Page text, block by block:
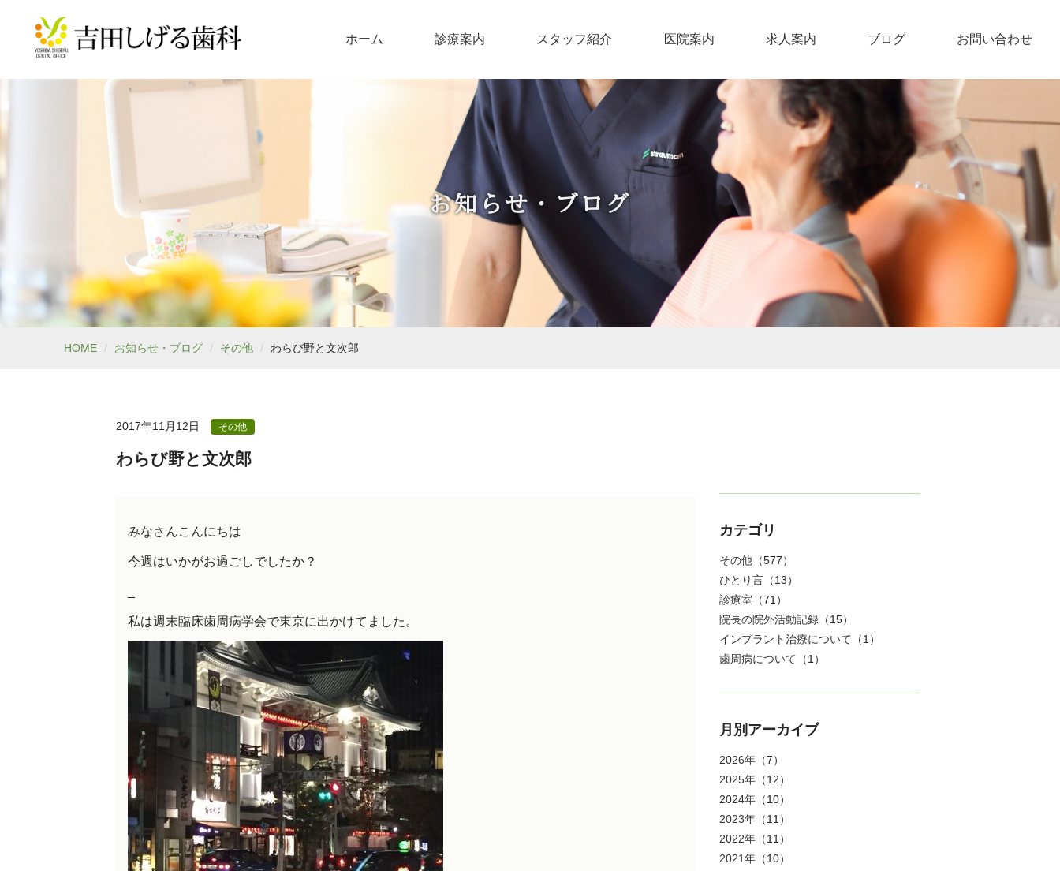
ホーム 診療案内 スタッフ紹介 医院案内 求人案内 ブログ お問い合わせ
お知らせ・ブログ
HOME お知らせ・ブログ その他 わらび野と文次郎
2017年11月12日 その他
わらび野と文次郎
みなさんこんにちは
今週はいかがお過ごしでしたか？
私は週末臨床歯周病学会で東京に出かけてました。
カテゴリ
その他 （577）
ひとり言 （13）
診療室 （71）
院長の院外活動記録 （15）
インプラント治療について （1）
歯周病について （1）
月別アーカイブ
2026年 （7）
2025年 （12）
2024年 （10）
2023年 （11）
2022年 （11）
2021年 （10）